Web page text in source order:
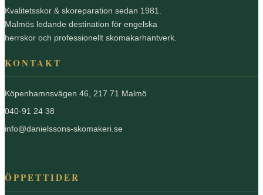
Kvalitetsskor & skoreparation sedan 1981.
Malmös ledande destination för engelska
herrskor och professionellt skomakarhantverk.
KONTAKT
Köpenhamnsvägen 46, 217 71 Malmö
040-91 24 38
info@danielssons-skomakeri.se
ÖPPETTIDER